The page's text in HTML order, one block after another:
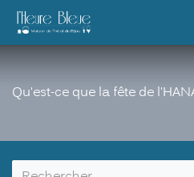
Se rendre au contenu
Qu'est-ce que la fête de